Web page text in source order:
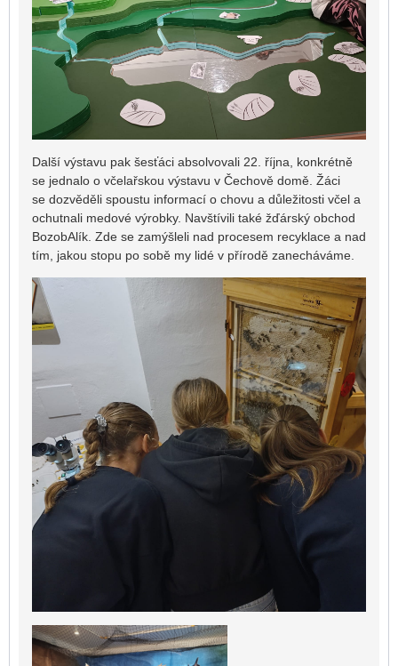
Další výstavu pak šesťáci absolvovali 22. října, konkrétně
se jednalo o včelařskou výstavu v Čechově domě. Žáci
se dozvěděli spoustu informací o chovu a důležitosti včel a
ochutnali medové výrobky. Navštívili také žďárský obchod
BozobAlík. Zde se zamýšleli nad procesem recyklace a nad
tím, jakou stopu po sobě my lidé v přírodě zanecháváme.